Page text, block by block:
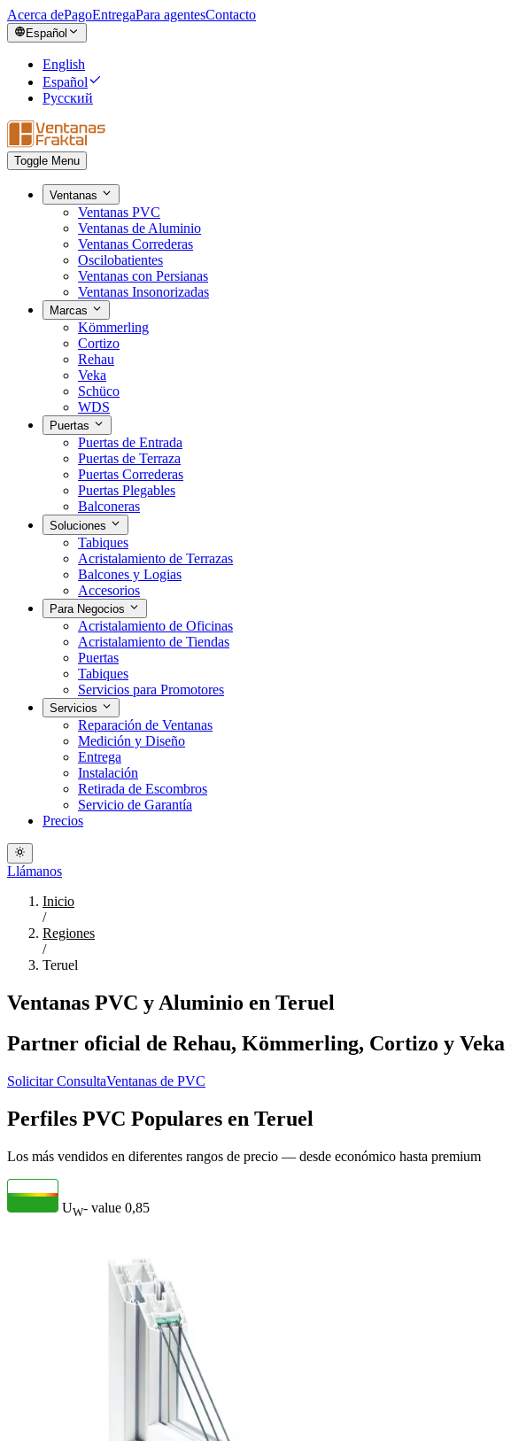
Acerca dePagoEntregaPara agentesContacto
Español
English
Español
Русский
Toggle Menu
Ventanas
Ventanas PVC
Ventanas de Aluminio
Ventanas Correderas
Oscilobatientes
Ventanas con Persianas
Ventanas Insonorizadas
Marcas
Kömmerling
Cortizo
Rehau
Veka
Schüco
WDS
Puertas
Puertas de Entrada
Puertas de Terraza
Puertas Correderas
Puertas Plegables
Balconeras
Soluciones
Tabiques
Acristalamiento de Terrazas
Balcones y Logias
Accesorios
Para Negocios
Acristalamiento de Oficinas
Acristalamiento de Tiendas
Puertas
Tabiques
Servicios para Promotores
Servicios
Reparación de Ventanas
Medición y Diseño
Entrega
Instalación
Retirada de Escombros
Servicio de Garantía
Precios
Llámanos
Inicio
/
Regiones
/
Teruel
Ventanas PVC y Aluminio en Teruel
Partner oficial de Rehau, Kömmerling, Cortizo y
Solicitar ConsultaVentanas de PVC
Perfiles PVC Populares en Teruel
Los más vendidos en diferentes rangos de precio — desde económico hasta premium
UW- value 0,85